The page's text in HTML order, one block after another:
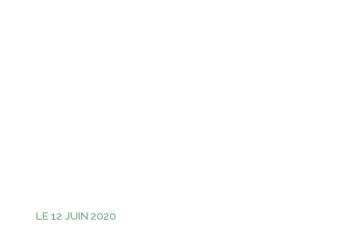
LE 12 JUIN 2020